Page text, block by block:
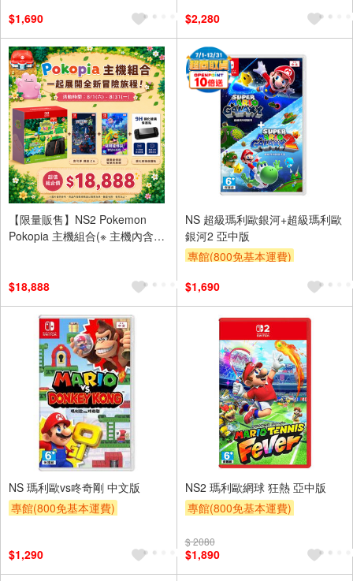
$1,690 $2,280
【限量販售】NS2 Pokemon
Pokopia 主機組合(※ 主機內含
$18,888
NS 超級瑪利歐銀河+超級瑪利歐
銀河2 亞中版
專館(800免基本運費)
$1,690
NS 瑪利歐vs咚奇剛 中文版
專館(800免基本運費)
$1,290
NS2 瑪利歐網球 狂熱 亞中版
專館(800免基本運費)
$ 2080
$1,890